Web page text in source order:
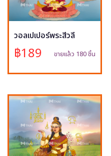
วอลเปเปอร์พระสีวลี
฿189 ขายแล้ว 180 ชิ้น